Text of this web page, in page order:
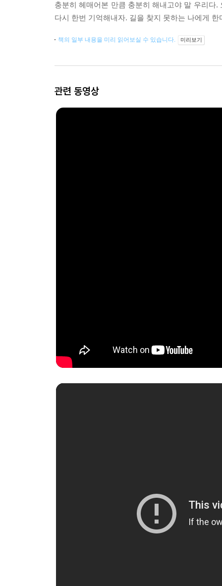
충분히 헤매어본 만큼 충분히 해내고야 말 우리다
다시 한번 기억해내자. 길을 찾지 못하는 나에게
책의 일부 내용을 미리 읽어보실 수 있습니다. 미리보기
관련 동영상